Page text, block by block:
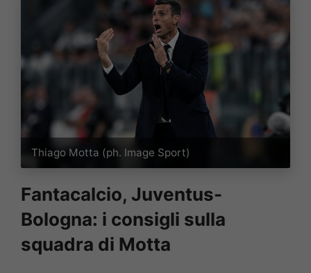
Thiago Motta (ph. Image Sport)
Fantacalcio, Juventus-
Bologna: i consigli sulla
squadra di Motta